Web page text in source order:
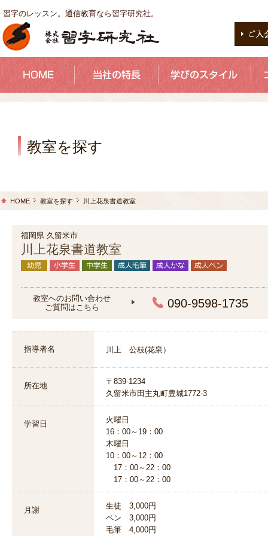
習字のレッスン。通信教育なら習字研究社。
教室を探す
HOME 教室を探す 川上花泉書道教室
福岡県 久留米市
川上花泉書道教室
教室へのお問い合わせ
ご質問はこちら
090-9598-1735
指導者名 川上 公枝(花泉）
所在地
〒839-1234
久留米市田主丸町豊城1772-3
学習日
火曜日
16：00～19：00
木曜日
10：00～12：00
17：00～22：00
17：00～22：00
月謝
生徒 3,000円
ペン 3,000円
毛筆 4,000円